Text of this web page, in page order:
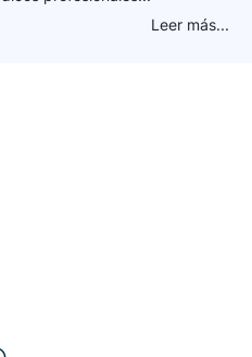
Leer más...